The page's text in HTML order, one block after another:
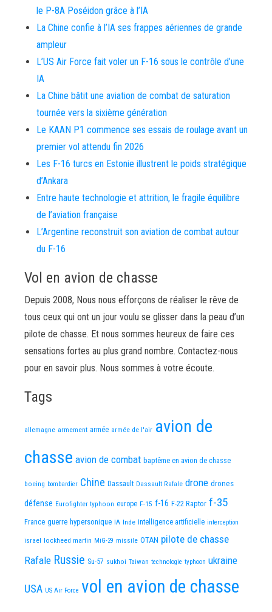
le P-8A Poséidon grâce à l’IA
La Chine confie à l’IA ses frappes aériennes de grande
ampleur
L’US Air Force fait voler un F-16 sous le contrôle d’une
IA
La Chine bâtit une aviation de combat de saturation
tournée vers la sixième génération
Le KAAN P1 commence ses essais de roulage avant un
premier vol attendu fin 2026
Les F-16 turcs en Estonie illustrent le poids stratégique
d’Ankara
Entre haute technologie et attrition, le fragile équilibre
de l’aviation française
L’Argentine reconstruit son aviation de combat autour
du F-16
Vol en avion de chasse
Depuis 2008, Nous nous efforçons de réaliser le rêve de
tous ceux qui ont un jour voulu se glisser dans la peau d’un
pilote de chasse. Et nous sommes heureux de faire ces
sensations fortes au plus grand nombre. Contactez-nous
pour en savoir plus. Nous sommes à votre écoute.
Tags
allemagne armement armée armée de l'air avion de
chasse avion de combat baptême en avion de chasse
boeing bombardier Chine Dassault Dassault Rafale drone drones
défense Eurofighter typhoon europe F-15 f-16 F-22 Raptor f-35
France guerre hypersonique IA Inde intelligence artificielle interception
israel lockheed martin MiG-29 missile OTAN pilote de chasse
Rafale Russie Su-57 sukhoi Taiwan technologie typhoon ukraine
USA US Air Force vol en avion de chasse